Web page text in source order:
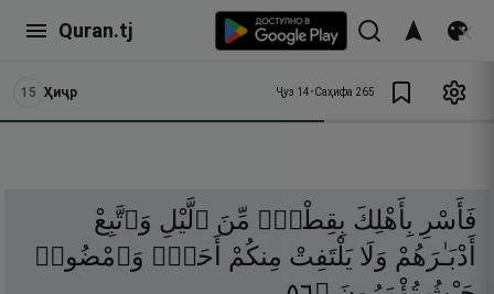
Quran.tj
15 Ҳиҷр Ҷуз 14•Саҳифа 265
فَأَسْرِ بِأَهْلِكَ بِقِطْعٍۢ مِّنَ ٱلَّيْلِ وَٱتَّبِعْ
أَدْبَـٰرَهُمْ وَلَا يَلْتَفِتْ مِنكُمْ أَحَدٌۭ وَٱمْضُوا۟